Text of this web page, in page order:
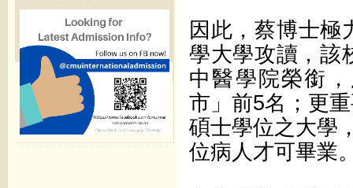
因此，蔡博士極
學大學攻讀，該
中醫學院榮銜
市」前5名；更
碩士學位之大學
位病人才可畢業